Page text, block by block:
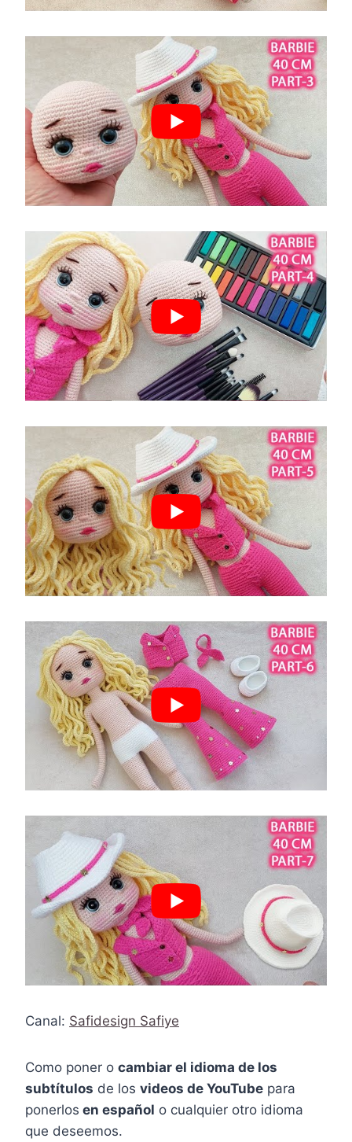
Canal: Safidesign Safiye
Como poner o cambiar el idioma de los
subtítulos de los videos de YouTube para
ponerlos en español o cualquier otro idioma
que deseemos.